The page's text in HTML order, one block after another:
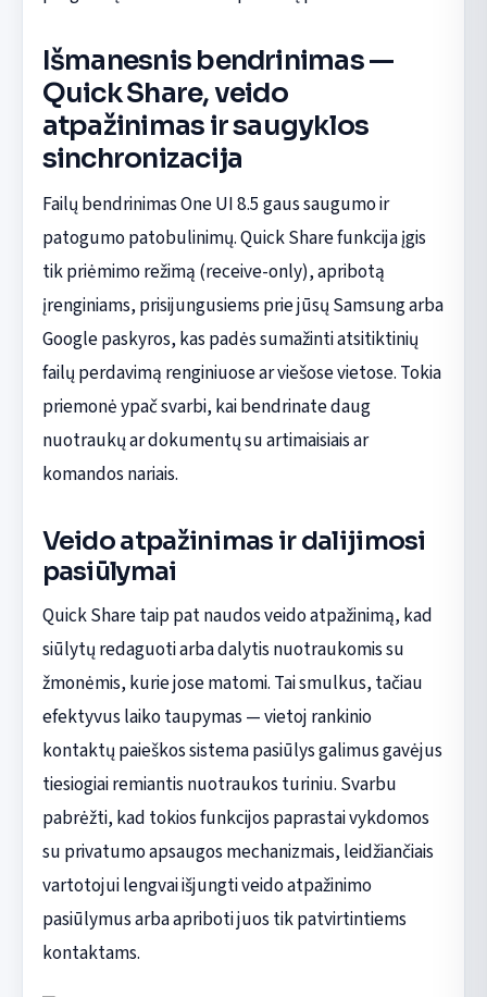
Išmanesnis bendrinimas —
Quick Share, veido
atpažinimas ir saugyklos
sinchronizacija
Failų bendrinimas One UI 8.5 gaus saugumo ir
patogumo patobulinimų. Quick Share funkcija įgis
tik priėmimo režimą (receive-only), apribotą
įrenginiams, prisijungusiems prie jūsų Samsung arba
Google paskyros, kas padės sumažinti atsitiktinių
failų perdavimą renginiuose ar viešose vietose. Tokia
priemonė ypač svarbi, kai bendrinate daug
nuotraukų ar dokumentų su artimaisiais ar
komandos nariais.
Veido atpažinimas ir dalijimosi
pasiūlymai
Quick Share taip pat naudos veido atpažinimą, kad
siūlytų redaguoti arba dalytis nuotraukomis su
žmonėmis, kurie jose matomi. Tai smulkus, tačiau
efektyvus laiko taupymas — vietoj rankinio
kontaktų paieškos sistema pasiūlys galimus gavėjus
tiesiogiai remiantis nuotraukos turiniu. Svarbu
pabrėžti, kad tokios funkcijos paprastai vykdomos
su privatumo apsaugos mechanizmais, leidžiančiais
vartotojui lengvai išjungti veido atpažinimo
pasiūlymus arba apriboti juos tik patvirtintiems
kontaktams.